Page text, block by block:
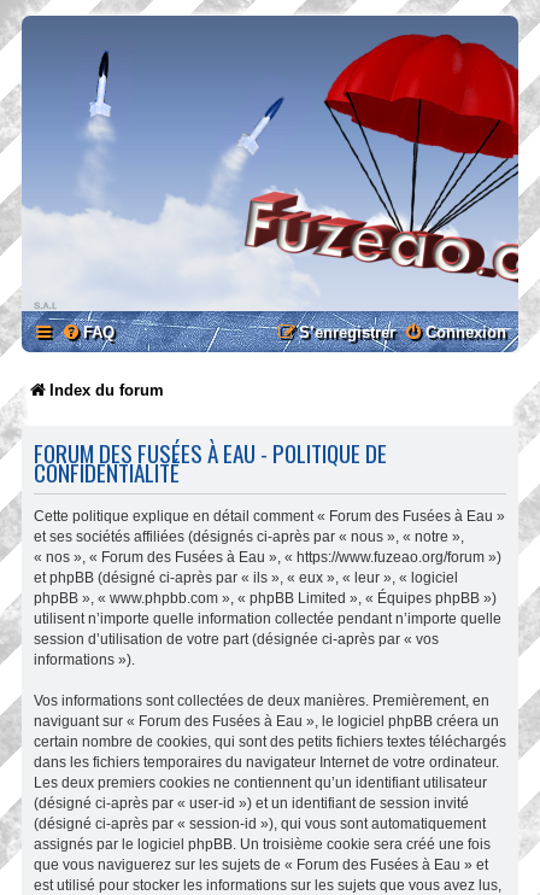
FAQ Connexion
S’enregistrer
Index du forum
FORUM DES FUSÉES À EAU - POLITIQUE DE
CONFIDENTIALITÉ
Cette politique explique en détail comment « Forum des Fusées à Eau »
et ses sociétés affiliées (désignés ci-après par « nous », « notre »,
« nos », « Forum des Fusées à Eau », « https://www.fuzeao.org/forum »)
et phpBB (désigné ci-après par « ils », « eux », « leur », « logiciel
phpBB », « www.phpbb.com », « phpBB Limited », « Équipes phpBB »)
utilisent n’importe quelle information collectée pendant n’importe quelle
session d’utilisation de votre part (désignée ci-après par « vos
informations »).
Vos informations sont collectées de deux manières. Premièrement, en
naviguant sur « Forum des Fusées à Eau », le logiciel phpBB créera un
certain nombre de cookies, qui sont des petits fichiers textes téléchargés
dans les fichiers temporaires du navigateur Internet de votre ordinateur.
Les deux premiers cookies ne contiennent qu’un identifiant utilisateur
(désigné ci-après par « user-id ») et un identifiant de session invité
(désigné ci-après par « session-id »), qui vous sont automatiquement
assignés par le logiciel phpBB. Un troisième cookie sera créé une fois
que vous naviguerez sur les sujets de « Forum des Fusées à Eau » et
est utilisé pour stocker les informations sur les sujets que vous avez lus,